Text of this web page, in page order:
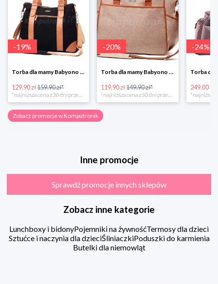
-19%
Torba dla mamy Babyono 1505/01 Comfort Icoinic 5/5
129.90 zł159.90 zł*
-20%
Torba dla mamy Babyono 1507/01 Comfort Chic w super cenie
119.90 zł149.90 zł*
-24%
249.00 zł
Zobacz promocje w Komputronik
Inne promocje
Sprawdź promocje innych sklepów
Zobacz inne kategorie
Lunchboxy i bidonyPojemniki na żywnośćTermosy dla dzieci
Sztućce i naczynia dla dzieciŚliniaczkiPoduszki do karmienia
Butelki dla niemowląt